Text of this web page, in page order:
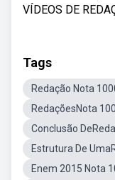
VÍDEOS DE
Tags
Redação Nota
RedaçõesNota
Conclusão
Estrutura De
Enem 2015 Nota